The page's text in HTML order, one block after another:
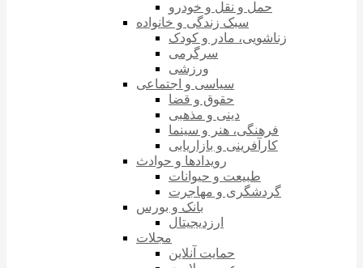
حمل و نقل و خودرو
سبک زندگی و خانواده
زناشویی، مادر و کودک
سرگرمی
ورزشی
سیاسی و اجتماعی
حقوق و قضا
دینی و مذهبی
فرهنگی، هنر و سینما
کارآفرینی و بازاریابی
رویدادها و حوادث
طبیعت و حیوانات
گردشگری و مهاجرت
بانک و بورس
ارزدیجیتال
مجلات
حمایت آنلاین